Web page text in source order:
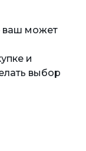
ваш может
и
выбор